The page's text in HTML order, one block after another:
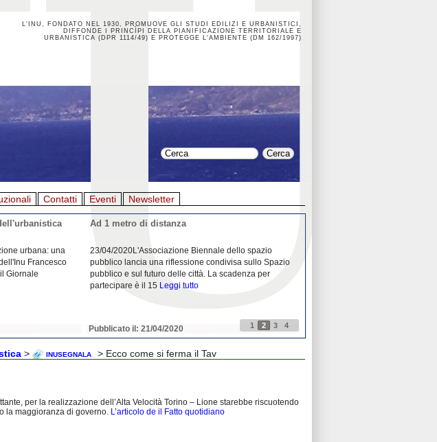
L'INU, FONDATO NEL 1930, PROMUOVE GLI STUDI EDILIZI E URBANISTICI,
DIFFONDE I PRINCÌPI DELLA PIANIFICAZIONE TERRITORIALE E
URBANISTICA (DPR 1114/49) E PROTEGGE L'AMBIENTE (DM 162/1997)
Contatti Eventi Newsletter
urbana: una
Francesco
Giornale
Ad 1 metro di distanza
23/04/2020L'Associazione Biennale dello spazio
pubblico lancia una riflessione condivisa sullo Spazio
pubblico e sul futuro delle città. La scadenza per
partecipare è il 15 Leggi tutto
Pubblicato il: 21/04/2020 1 2 3 4
> INUSEGNALA
> Ecco come si ferma il Tav
per la realizzazione dell’Alta Velocità Torino – Lione starebbe riscuotendo
la maggioranza di governo. L’articolo de il Fatto quotidiano